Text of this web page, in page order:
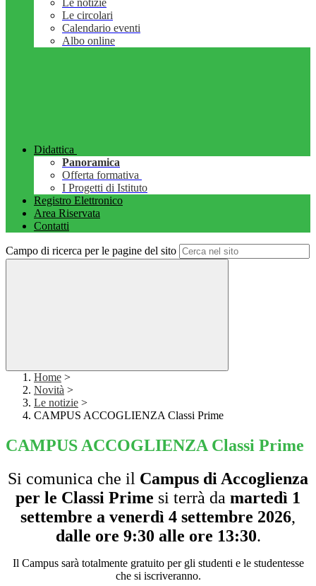
Le notizie
Le circolari
Calendario eventi
Albo online
Didattica
Panoramica
Offerta formativa
I Progetti di Istituto
Registro Elettronico
Area Riservata
Contatti
Campo di ricerca per le pagine del sito
Home >
Novità >
Le notizie >
CAMPUS ACCOGLIENZA Classi Prime
CAMPUS ACCOGLIENZA Classi Prime
Si comunica che il Campus di Accoglienza
per le Classi Prime si terrà da martedì 1
settembre a venerdì 4 settembre 2026,
dalle ore 9:30 alle ore 13:30.
Il Campus sarà totalmente gratuito per gli studenti e le studentesse
che si iscriveranno.